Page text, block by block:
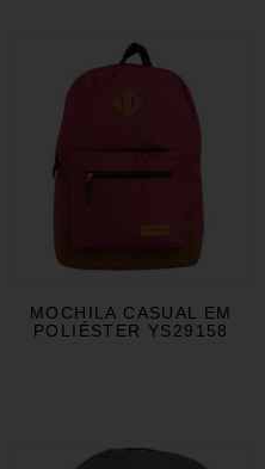
MOCHILA CASUAL EM
POLIÉSTER YS29158